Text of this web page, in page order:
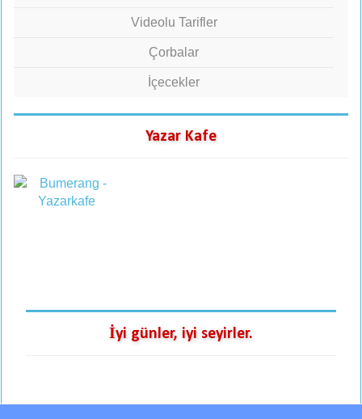
Videolu Tarifler
Çorbalar
İçecekler
Yazar Kafe
İyi günler, iyi seyirler.